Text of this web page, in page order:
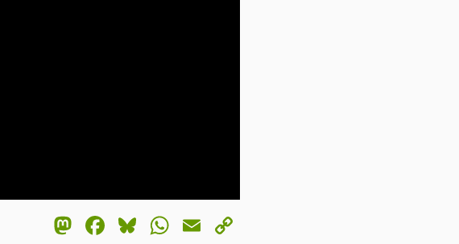
Mastodon
Facebook
Bluesky
WhatsApp
Email